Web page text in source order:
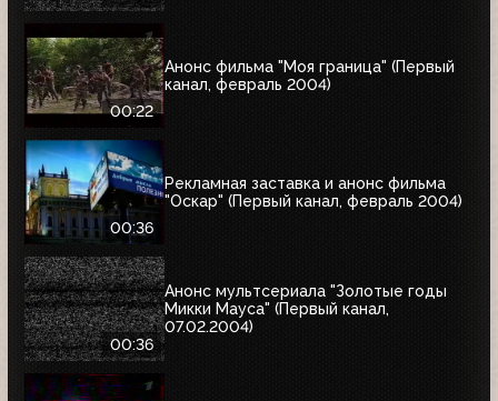
00:22
Анонс фильма "Моя граница" (Первый
канал, февраль 2004)
00:36
Рекламная заставка и анонс фильма
"Оскар" (Первый канал, февраль 2004)
00:36
Анонс мультсериала "Золотые годы
Микки Мауса" (Первый канал,
07.02.2004)